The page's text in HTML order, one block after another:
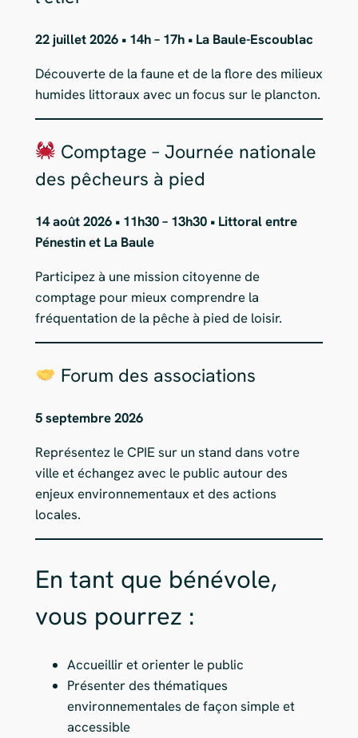
22 juillet 2026 • 14h – 17h • La Baule-Escoublac
Découverte de la faune et de la flore des milieux
humides littoraux avec un focus sur le plancton.
Comptage – Journée nationale
des pêcheurs à pied
14 août 2026 • 11h30 – 13h30 • Littoral entre
Pénestin et La Baule
Participez à une mission citoyenne de
comptage pour mieux comprendre la
fréquentation de la pêche à pied de loisir.
Forum des associations
5 septembre 2026
Représentez le CPIE sur un stand dans votre
ville et échangez avec le public autour des
enjeux environnementaux et des actions
locales.
En tant que bénévole,
vous pourrez :
Accueillir et orienter le public
Présenter des thématiques
environnementales de façon simple et
accessible